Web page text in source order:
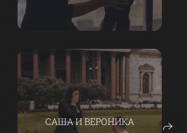
САША И ВЕРОНИКА